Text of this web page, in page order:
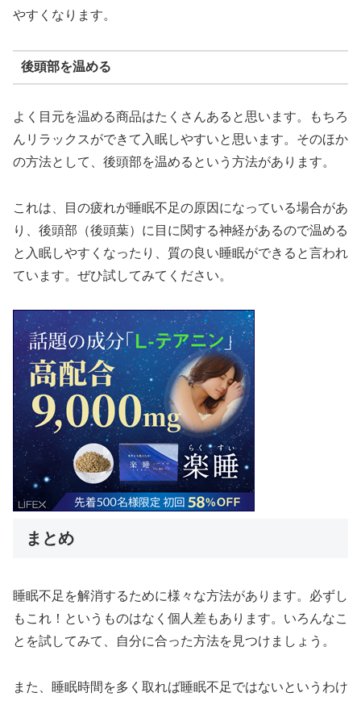
やすくなります。
後頭部を温める
よく目元を温める商品はたくさんあると思います。もちろ
んリラックスができて入眠しやすいと思います。そのほか
の方法として、後頭部を温めるという方法があります。
これは、目の疲れが睡眠不足の原因になっている場合があ
り、後頭部（後頭葉）に目に関する神経があるので温める
と入眠しやすくなったり、質の良い睡眠ができると言われ
ています。ぜひ試してみてください。
まとめ
睡眠不足を解消するために様々な方法があります。必ずし
もこれ！というものはなく個人差もあります。いろんなこ
とを試してみて、自分に合った方法を見つけましょう。
また、睡眠時間を多く取れば睡眠不足ではないというわけ